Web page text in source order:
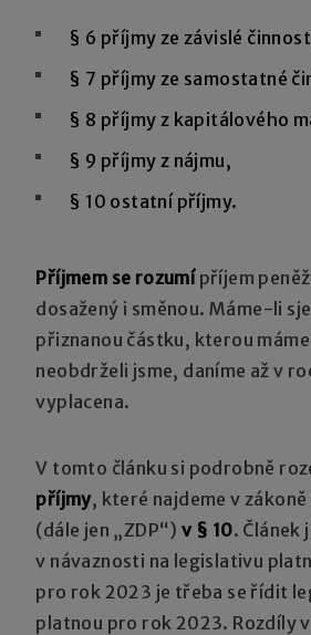
§ 6 příjmy ze závislé
§ 7 příjmy ze samostatné
§ 8 příjmy z kapitálového
§ 9 příjmy z nájmu,
§ 10 ostatní příjmy.
Příjmem se rozumípříjem
dosažený i směnou. Máme-li
přiznanou částku, kterou
neobdrželi jsme, daníme až v
vyplacena.
V tomto článku si podrobně
příjmy, které najdeme v
(dále jen „ZDP“)v § 10. Článek
v návaznosti na legislativu
pro rok 2023 je třeba se řídit
platnou pro rok 2023. Rozdíly